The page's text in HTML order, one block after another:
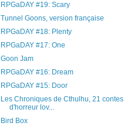
RPGaDAY #19: Scary
Tunnel Goons, version française
RPGaDAY #18: Plenty
RPGaDAY #17: One
Goon Jam
RPGaDAY #16: Dream
RPGaDAY #15: Door
Les Chroniques de Cthulhu, 21 contes
d'horreur lov...
Bird Box